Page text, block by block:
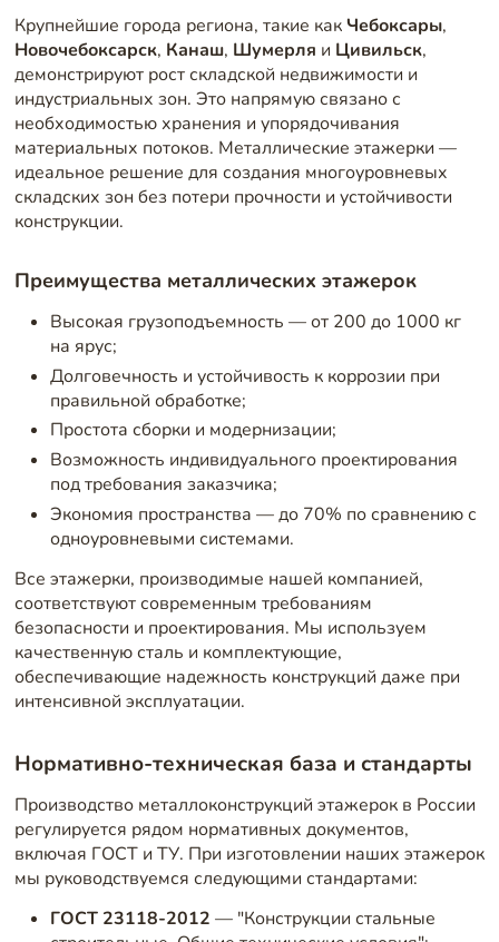
Крупнейшие города региона, такие какЧебоксары,
Новочебоксарск, Канаш, Шумерля и Цивильск,
демонстрируют рост складской недвижимости и
индустриальных зон. Это напрямую связано с
необходимостью хранения и упорядочивания
материальных потоков. Металлические этажерки —
идеальное решение для создания многоуровневых
складских зон без потери прочности и устойчивости
конструкции.
Преимущества металлических этажерок
Высокая грузоподъемность — от 200 до 1000 кг
на ярус;
Долговечность и устойчивость к коррозии при
правильной обработке;
Простота сборки и модернизации;
Возможность индивидуального проектирования
под требования заказчика;
Экономия пространства — до 70% по сравнению с
одноуровневыми системами.
Все этажерки, производимые нашей компанией,
соответствуют современным требованиям
безопасности и проектирования. Мы используем
качественную сталь и комплектующие,
обеспечивающие надежность конструкций даже при
интенсивной эксплуатации.
Нормативно-техническая база и стандарты
Производство металлоконструкций этажерок в России
регулируется рядом нормативных документов,
включая ГОСТ и ТУ. При изготовлении наших этажерок
мы руководствуемся следующими стандартами:
ГОСТ 23118-2012 — "Конструкции стальные